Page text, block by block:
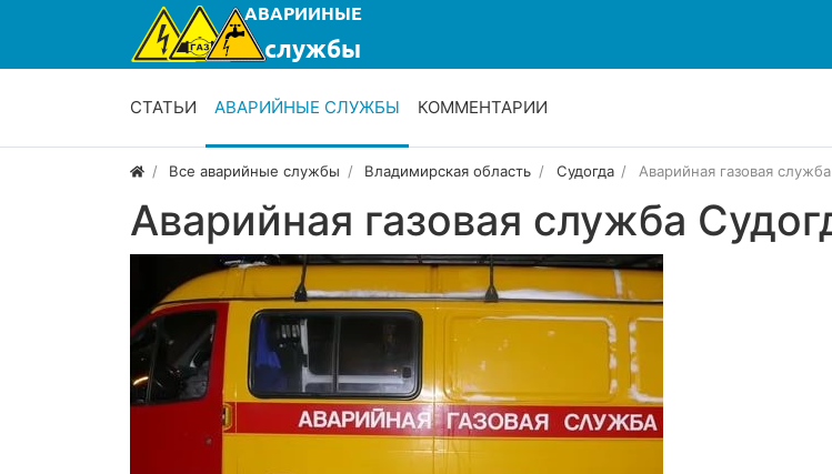
СТАТЬИ АВАРИЙНЫЕ СЛУЖБЫ КОММЕНТАРИИ
Все аварийные службы Владимирская область Судогда Аварийная газовая
Аварийная газовая служба